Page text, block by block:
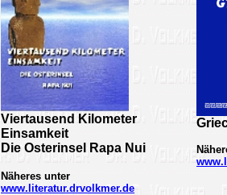
Viertausend Kilometer
Einsamkeit
Die Osterinsel Rapa Nui
Näheres unter
www.literatur.drvolkmer.de